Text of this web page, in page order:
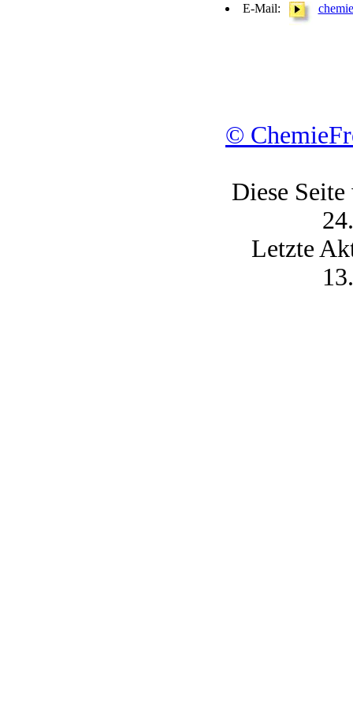
E-Mail:
©
Diese
Letzte